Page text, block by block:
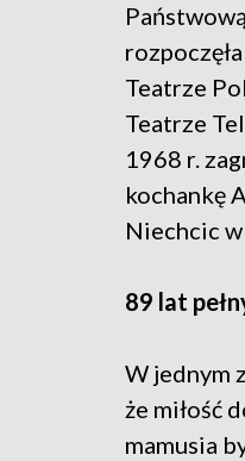
Teatrze
Teatrze
1968 r.
kochankę
Niechcic
89 lat
W jednym
że miłość
mamusia